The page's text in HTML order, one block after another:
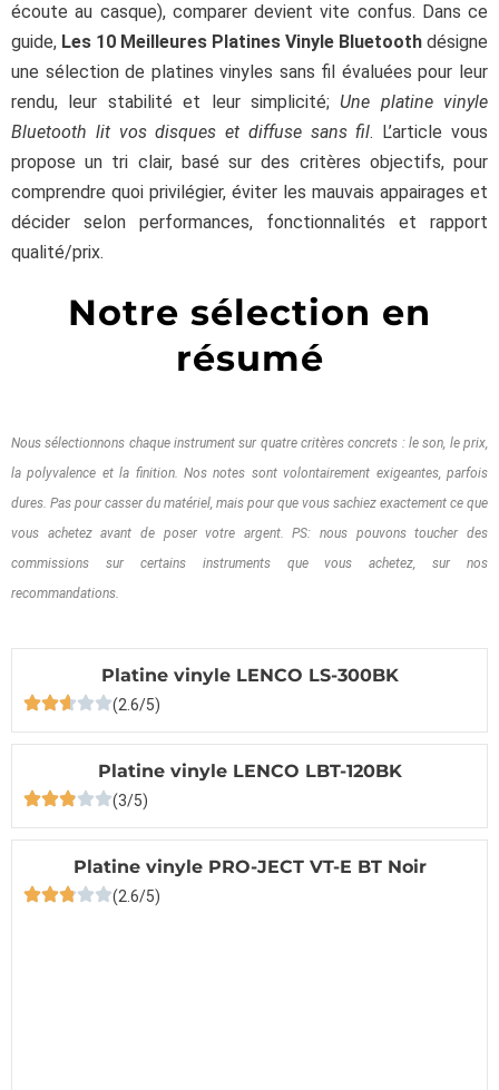
écoute au casque), comparer devient vite confus. Dans ce
guide, Les 10 Meilleures Platines Vinyle Bluetooth désigne
une sélection de platines vinyles sans fil évaluées pour leur
rendu, leur stabilité et leur simplicité; Une platine vinyle
Bluetooth lit vos disques et diffuse sans fil. L’article vous
propose un tri clair, basé sur des critères objectifs, pour
comprendre quoi privilégier, éviter les mauvais appairages et
décider selon performances, fonctionnalités et rapport
qualité/prix.
Notre sélection en
résumé
Nous sélectionnons chaque instrument sur quatre critères concrets : le son, le prix,
la polyvalence et la finition. Nos notes sont volontairement exigeantes, parfois
dures. Pas pour casser du matériel, mais pour que vous sachiez exactement ce que
vous achetez avant de poser votre argent. PS: nous pouvons toucher des
commissions sur certains instruments que vous achetez, sur nos
recommandations.
Platine vinyle LENCO LS-300BK
(2.6/5)
Platine vinyle LENCO LBT-120BK
(3/5)
Platine vinyle PRO-JECT VT-E BT Noir
(2.6/5)